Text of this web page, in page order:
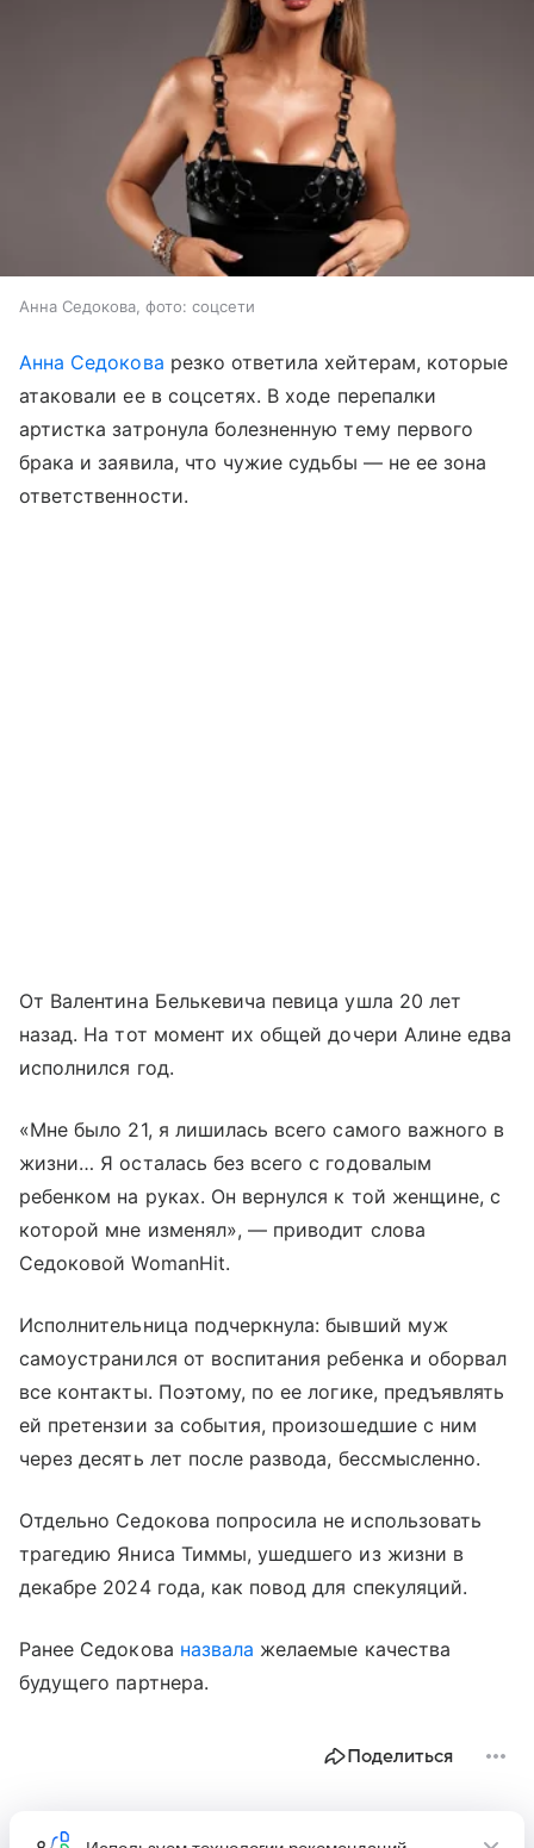
Анна Седокова, фото: соцсети
Анна Седокова резко ответила хейтерам, которые
атаковали ее в соцсетях. В ходе перепалки
артистка затронула болезненную тему первого
брака и заявила, что чужие судьбы — не ее зона
ответственности.
От Валентина Белькевича певица ушла 20 лет
назад. На тот момент их общей дочери Алине едва
исполнился год.
«Мне было 21, я лишилась всего самого важного в
жизни… Я осталась без всего с годовалым
ребенком на руках. Он вернулся к той женщине, с
которой мне изменял», — приводит слова
Седоковой WomanHit.
Исполнительница подчеркнула: бывший муж
самоустранился от воспитания ребенка и оборвал
все контакты. Поэтому, по ее логике, предъявлять
ей претензии за события, произошедшие с ним
через десять лет после развода, бессмысленно.
Отдельно Седокова попросила не использовать
трагедию Яниса Тиммы, ушедшего из жизни в
декабре 2024 года, как повод для спекуляций.
Ранее Седокова назвала желаемые качества
будущего партнера.
Поделиться